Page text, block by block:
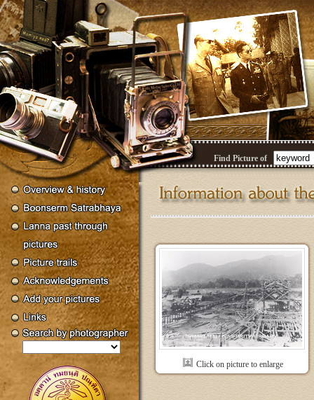
Find Picture of
Click on picture to enlarge